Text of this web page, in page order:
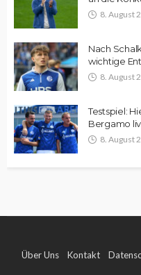
8. August
Nach
wichtige
8. August
Testspiel:
Bergamo
8. August
Über Uns Kontakt